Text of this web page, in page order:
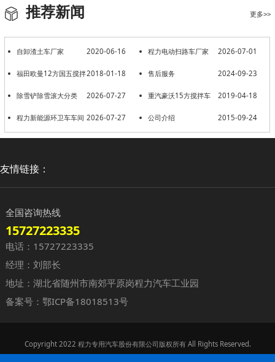
更多>>
推荐新闻
2020-06-16
自卸渣土车厂家 2026-07-01
程力电动扫路车厂家
2018-01-18
福田欧曼12方国五搅拌
车国五现车销售
2024-09-23
售后服务
2026-07-27
除雪铲除雪滚大分类 2019-04-18
重汽豪沃15方搅拌车
2026-07-27
程力新能源环卫车车间 2015-09-24
公司介绍
友情链接：
全国咨询热线
15727223335
电话：15727223335
经理：刘部长
地址：湖北省随州市南郊平原岗程力汽车工业园
备案号： 鄂ICP备18018513号
Copyright 2022 程力专用汽车股份有限公司版权所有 All Rights Reserved.